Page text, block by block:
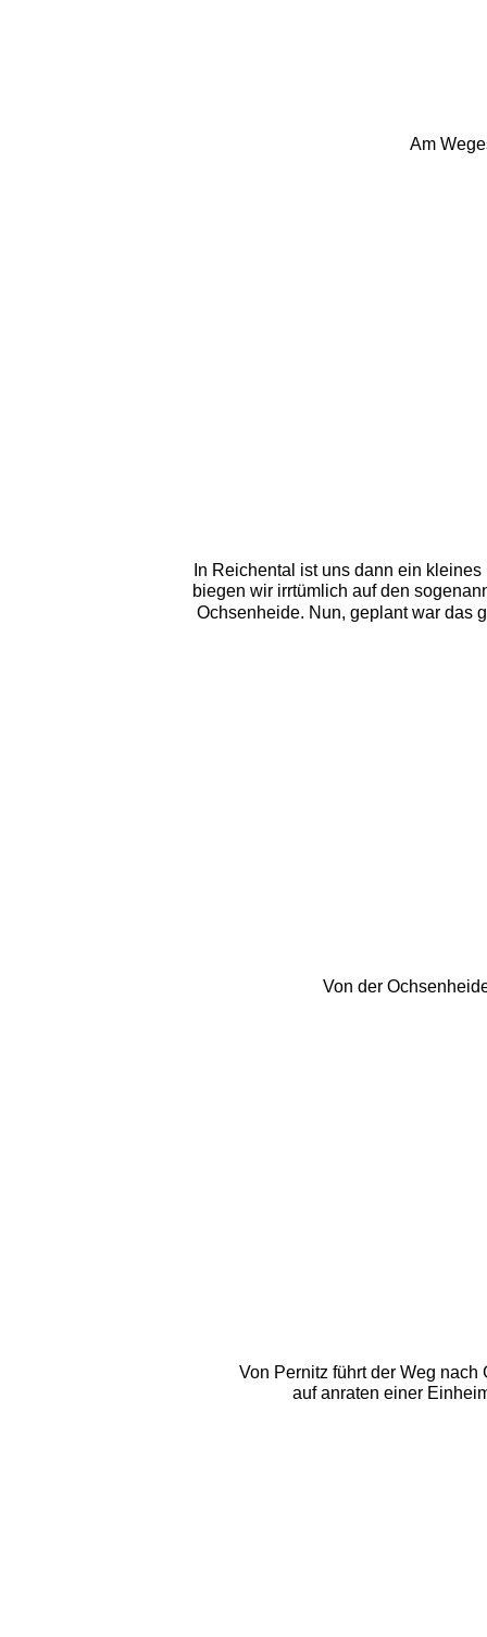
Am
In Reichental ist uns dann ein
biegen wir irrtümlich auf den
Ochsenheide. Nun, geplant war das
Von der
Von Pernitz führt der Weg
auf anraten einer